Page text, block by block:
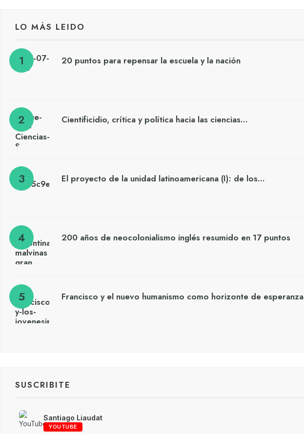
LO MÁS LEIDO
20 puntos para repensar la escuela y la nación
Cientificidio, crítica y política hacia las ciencias…
El proyecto de la unidad latinoamericana (I): de los…
200 años de neocolonialismo inglés resumido en 17 puntos
Francisco y el nuevo humanismo como horizonte de esperanza
SUSCRIBITE
Santiago Liaudat
YOUTUBE